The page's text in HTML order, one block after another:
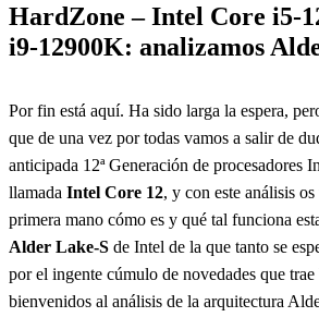
HardZone – Intel Core i5-
i9-12900K: analizamos
Por fin está aquí. Ha sido larga la espera,
que de una vez por todas vamos a salir de
anticipada 12ª Generación de procesadores
llamada Intel Core 12, y con este análisis
primera mano cómo es y qué tal funciona
Alder Lake-S de Intel de la que tanto se
por el ingente cúmulo de novedades que
bienvenidos al análisis de la arquitectura